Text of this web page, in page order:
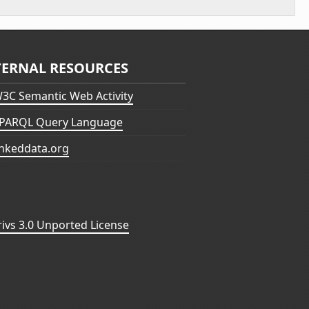
RESOURCES
Semantic Web Activity
Query Language
3.0 Unported License